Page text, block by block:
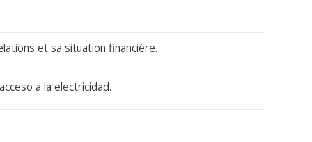
et sa situation financière.
a la electricidad.